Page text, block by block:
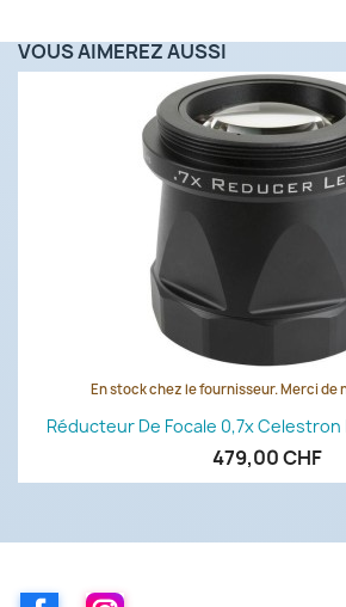
VOUS AIMEREZ AUSSI
En stock chez le fournisseur. Merci de
Réducteur De Focale 0,7x Celestron
479,00 CHF